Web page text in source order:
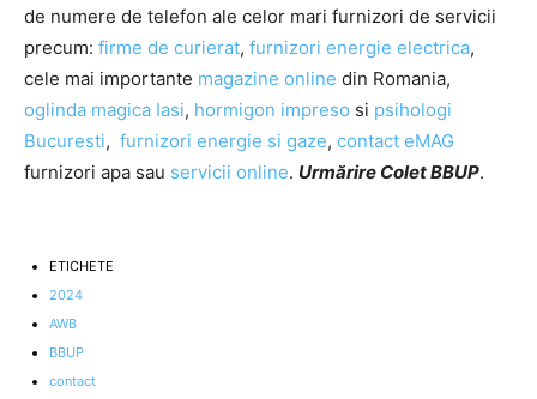
de numere de telefon ale celor mari furnizori de servicii
precum: firme de curierat, furnizori energie electrica,
cele mai importante magazine online din Romania,
oglinda magica Iasi, hormigon impreso si psihologi
Bucuresti, furnizori energie si gaze, contact eMAG
furnizori apa sau servicii online. Urmărire Colet BBUP.
ETICHETE
2024
AWB
BBUP
contact